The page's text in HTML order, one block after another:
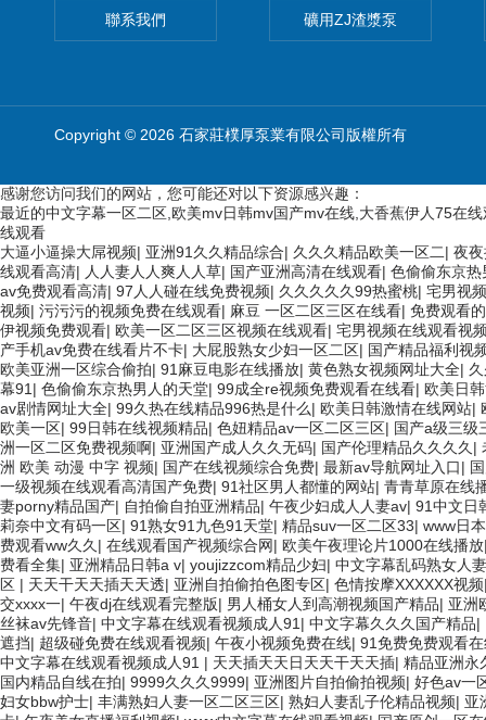
聯系我們 礦用ZJ渣漿泵
Copyright © 2026 石家莊樸厚泵業有限公司版權所有
感谢您访问我们的网站，您可能还对以下资源感兴趣：
最近的中文字幕一区二区,欧美mv日韩mv国产mv在线,大香蕉伊人75在
线观看
大逼小逼操大屌视频| 亚洲91久久精品综合| 久久久精品欧美一区二| 夜
线观看高清| 人人妻人人爽人人草| 国产亚洲高清在线观看| 色偷偷东京热
av免费观看高清| 97人人碰在线免费视频| 久久久久久99热蜜桃| 宅男视
视频| 污污污的视频免费在线观看| 麻豆 一区二区三区在线看| 免费观看
伊视频免费观看| 欧美一区二区三区视频在线观看| 宅男视频在线观看视
产手机av免费在线看片不卡| 大屁股熟女少妇一区二区| 国产精品福利视
欧美亚洲一区综合偷拍| 91麻豆电影在线播放| 黄色熟女视频网址大全|
幕91 | 色偷偷东京热男人的天堂| 99成全re视频免费观看在线看| 欧美日
av剧情网址大全| 99久热在线精品996热是什么| 欧美日韩激情在线网站|
欧美一区| 99日韩在线视频精品| 色妞精品av一区二区三区| 国产a级三级
洲一区二区免费视频啊| 亚洲国产成人久久无码| 国产伦理精品久久久久 |
洲 欧美 动漫 中字 视频| 国产在线视频综合免费| 最新av导航网址入口|
一级视频在线观看高清国产免费| 91社区男人都懂的网站| 青青草原在线
妻porny精品国产| 自拍偷自拍亚洲精品| 午夜少妇成人人妻av| 91中文日
莉奈中文有码一区| 91熟女91九色91天堂| 精品suv一区二区33| www日
费观看ww久久 | 在线观看国产视频综合网| 欧美午夜理论片1000在线播放
费看全集| 亚洲精品日韩a v| youjizzcom精品少妇| 中文字幕乱码熟女人
区 | 天天干天天插天天透| 亚洲自拍偷拍色图专区| 色情按摩XXXXXX视频
交xxxx一| 午夜dj在线观看完整版| 男人桶女人到高潮视频国产精品| 亚洲
丝袜av先锋音| 中文字幕在线观看视频成人91 | 中文字幕久久久国产精品|
遮挡| 超级碰免费在线观看视频| 午夜小视频免费在线| 91免费免费观看
中文字幕在线观看视频成人91 | 天天插天天日天天干天天插| 精品亚洲永
国内精品自线在拍| 9999久久久9999| 亚洲图片自拍偷拍视频| 好色av一
妇女bbw护士| 丰满熟妇人妻一区二区三区| 熟妇人妻乱子伦精品视频| 亚